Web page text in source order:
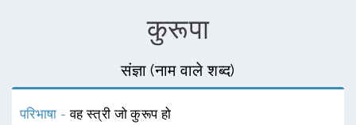
कुरूपा
संज्ञा (नाम वाले शब्द)
परिभाषा -वह स्त्री जो कुरूप हो